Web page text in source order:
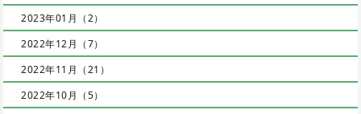
2023年01月（2）
2022年12月（7）
2022年11月（21）
2022年10月（5）